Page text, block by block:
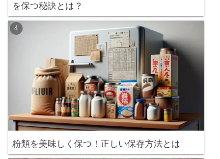
を保つ秘訣とは？
粉類を美味しく保つ！正しい保存方法とは